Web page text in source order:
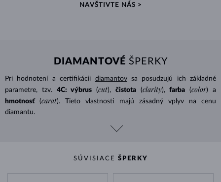
NAVŠTIVTE NÁS >
DIAMANTOVÉ ŠPERKY
Pri hodnotení a certifikácii diamantovsa posudzujú ich základné
parametre, tzv.
4C: výbrus (cut), čistota (clarity), farba (color) a
hmotnosť
(carat). Tieto vlastnosti majú zásadný vplyv na cenu
diamantu.
SÚVISIACE ŠPERKY